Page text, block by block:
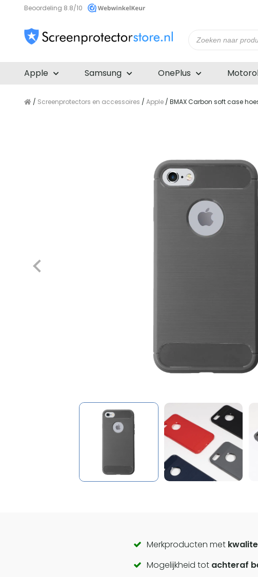
Beoordeling 8.8/10
zoeken
Apple Samsung OnePlus
/ Screenprotectors en accessoires / Apple / BMAX Carbon soft case
Call
to
Merkproducten met
Mogelijkheid tot achteraf